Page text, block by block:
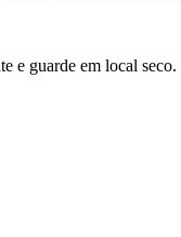
e guarde em local seco.